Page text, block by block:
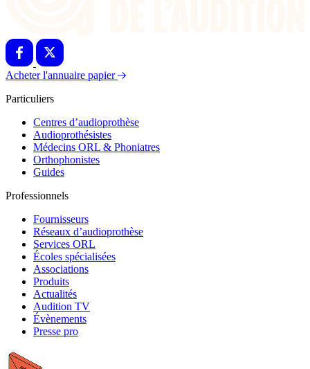
Acheter l'annuaire papier
Particuliers
Centres d’audioprothèse
Audioprothésistes
Médecins ORL & Phoniatres
Orthophonistes
Guides
Professionnels
Fournisseurs
Réseaux d’audioprothèse
Services ORL
Écoles spécialisées
Associations
Produits
Actualités
Audition TV
Évènements
Presse pro